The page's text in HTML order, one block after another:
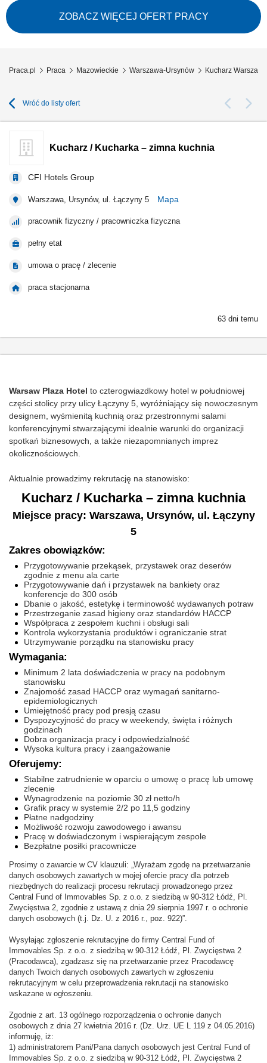
stanowisku: kucharz / pomoc kucharza. (Kwota wynagrodzenia
prezentowana w ogłoszeniu dotyczy stawki brutto. Górna stawka w
przypadku osoby z doświadczeniem). Doświadczenie w pracy na
podobnym stanowisku mile widziane, ale istnieje...
ZOBACZ WIĘCEJ OFERT PRACY
Praca.pl Praca Mazowieckie Warszawa-Ursynów Kucharz
Wróć do listy ofert
Kucharz / Kucharka – zimna kuchnia
CFI Hotels Group
Warszawa, Ursynów, ul. Łączyny 5 Mapa
pracownik fizyczny / pracowniczka fizyczna
pełny etat
umowa o pracę / zlecenie
praca stacjonarna
63 dni temu
Warsaw Plaza Hotel to czterogwiazdkowy hotel w południowej
części stolicy przy ulicy Łączyny 5, wyróżniający się nowoczesnym
designem, wyśmienitą kuchnią oraz przestronnymi salami
konferencyjnymi stwarzającymi idealnie warunki do organizacji
spotkań biznesowych, a także niezapomnianych imprez
okolicznościowych.
Aktualnie prowadzimy rekrutację na stanowisko:
Kucharz / Kucharka – zimna kuchnia
Miejsce pracy: Warszawa, Ursynów, ul. Łączyny
5
Zakres obowiązków:
Przygotowywanie przekąsek, przystawek oraz deserów
zgodnie z menu ala carte
Przygotowywanie dań i przystawek na bankiety oraz
konferencje do 300 osób
Dbanie o jakość, estetykę i terminowość wydawanych potraw
Przestrzeganie zasad higieny oraz standardów HACCP
Współpraca z zespołem kuchni i obsługi sali
Kontrola wykorzystania produktów i ograniczanie strat
Utrzymywanie porządku na stanowisku pracy
Wymagania:
Minimum 2 lata doświadczenia w pracy na podobnym
stanowisku
Znajomość zasad HACCP oraz wymagań sanitarno-
epidemiologicznych
Umiejętność pracy pod presją czasu
Dyspozycyjność do pracy w weekendy, święta i różnych
godzinach
Dobra organizacja pracy i odpowiedzialność
Wysoka kultura pracy i zaangażowanie
Oferujemy:
Stabilne zatrudnienie w oparciu o umowę o pracę lub umowę
zlecenie
Wynagrodzenie na poziomie 30 zł netto/h
Grafik pracy w systemie 2/2 po 11,5 godziny
Płatne nadgodziny
Możliwość rozwoju zawodowego i awansu
Pracę w doświadczonym i wspierającym zespole
Bezpłatne posiłki pracownicze
Prosimy o zawarcie w CV klauzuli: „Wyrażam zgodę na przetwarzanie
danych osobowych zawartych w mojej ofercie pracy dla potrzeb
niezbędnych do realizacji procesu rekrutacji prowadzonego przez
Central Fund of Immovables Sp. z o.o. z siedzibą w 90-312 Łódź, Pl.
Zwycięstwa 2, zgodnie z ustawą z dnia 29 sierpnia 1997 r. o ochronie
danych osobowych (t.j. Dz. U. z 2016 r., poz. 922)”.
Wysyłając zgłoszenie rekrutacyjne do firmy Central Fund of
Immovables Sp. z o.o. z siedzibą w 90-312 Łódź, Pl. Zwycięstwa 2
(Pracodawca), zgadzasz się na przetwarzanie przez Pracodawcę
danych Twoich danych osobowych zawartych w zgłoszeniu
rekrutacyjnym w celu przeprowadzenia rekrutacji na stanowisko
wskazane w ogłoszeniu.
Zgodnie z art. 13 ogólnego rozporządzenia o ochronie danych
osobowych z dnia 27 kwietnia 2016 r. (Dz. Urz. UE L 119 z 04.05.2016)
informuję, iż:
1) administratorem Pani/Pana danych osobowych jest Central Fund of
Immovables Sp. z o.o. z siedzibą w 90-312 Łódź, Pl. Zwycięstwa 2